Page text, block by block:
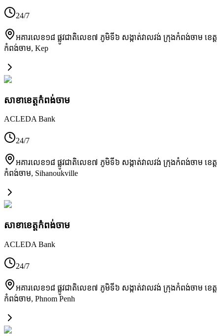
24/7
អគារលេខ១៨ ផ្លូវជាតិលេខ៧ ភូមិទី៦ សង្កាត់វាលវង់ ក្រុងកំពង់ចាម ខេត្ត
កំពង់ចាម, Kep
សាខា​ខេត្តកំពង់ចាម
ACLEDA Bank
24/7
អគារលេខ១៨ ផ្លូវជាតិលេខ៧ ភូមិទី៦ សង្កាត់វាលវង់ ក្រុងកំពង់ចាម ខេត្ត
កំពង់ចាម, Sihanoukville
សាខា​ខេត្តកំពង់ចាម
ACLEDA Bank
24/7
អគារលេខ១៨ ផ្លូវជាតិលេខ៧ ភូមិទី៦ សង្កាត់វាលវង់ ក្រុងកំពង់ចាម ខេត្ត
កំពង់ចាម, Phnom Penh